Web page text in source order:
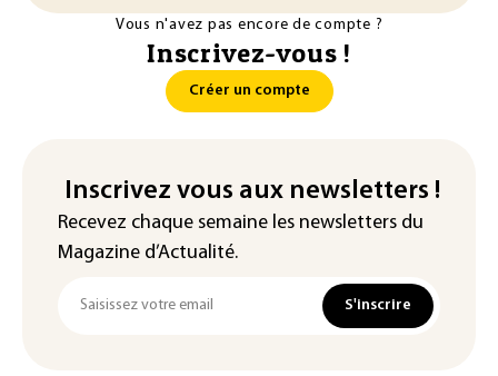
Vous n'avez pas encore de compte ?
Inscrivez-vous !
Créer un compte
Inscrivez vous aux newsletters !
Recevez chaque semaine les newsletters du
Magazine d’Actualité.
S'inscrire